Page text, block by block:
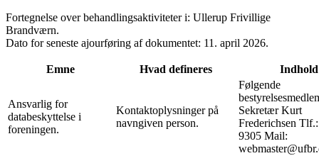
Fortegnelse over behandlingsaktiviteter i: Ullerup Frivillige
Brandværn.
Dato for seneste ajourføring af dokumentet: 11. april 2026.
Emne Hvad defineres Indhold
Ansvarlig for
databeskyttelse i
foreningen.
Kontaktoplysninger på
navngiven person.
Følgende
Sekretær Kurt
Frederichsen
9305 Mail: